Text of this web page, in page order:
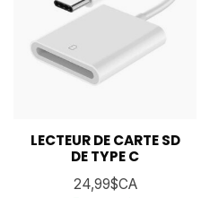
LECTEUR DE CARTE SD
DE TYPE C
24,99$CA